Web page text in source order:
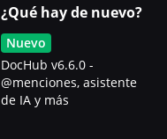
¿Qué hay de nuevo?
Nuevo
DocHub v6.6.0 -
@menciones, asistente
de IA y más